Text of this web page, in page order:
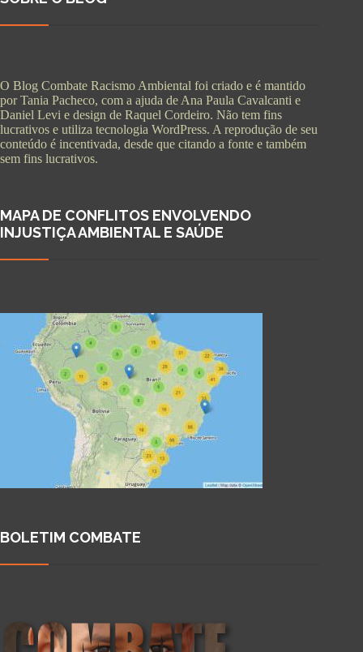
O Blog Combate Racismo Ambiental foi criado e é mantido
por Tania Pacheco, com a ajuda de Ana Paula Cavalcanti e
Daniel Levi e design de Raquel Cordeiro. Não tem fins
lucrativos e utiliza tecnologia WordPress. A reprodução de seu
conteúdo é incentivada, desde que citando a fonte e também
sem fins lucrativos.
MAPA DE CONFLITOS ENVOLVENDO
INJUSTIÇA AMBIENTAL E SAÚDE
BOLETIM COMBATE